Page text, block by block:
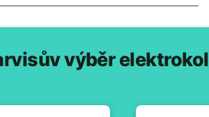
výběr elektrokol